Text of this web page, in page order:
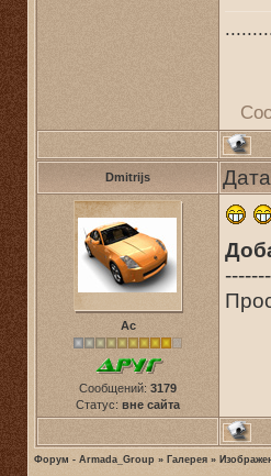
Dmitrijs
Ас
Сообщений: 3179
Статус: вне сайта
Форум - Armada_Group » Галерея »